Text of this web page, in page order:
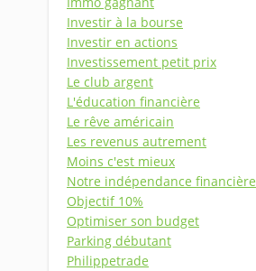
Investir à la bourse
Investir en actions
Investissement petit prix
Le club argent
L'éducation financière
Le rêve américain
Les revenus autrement
Moins c'est mieux
Notre indépendance financière
Objectif 10%
Optimiser son budget
Parking débutant
Philippetrade